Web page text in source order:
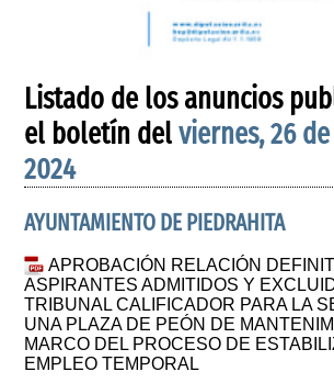
Listado de los anuncios
el boletín delviernes, 26
2024
AYUNTAMIENTO DE PIEDRAHITA
APROBACIÓN RELACIÓN
ASPIRANTES ADMITIDOS Y
TRIBUNAL CALIFICADOR PARA LA
UNA PLAZA DE PEÓN DE
MARCO DEL PROCESO DE
EMPLEO TEMPORAL